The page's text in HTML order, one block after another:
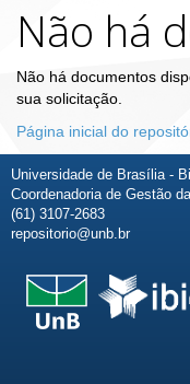
Não há
Não há documentos
sua solicitação.
Página inicial do
Universidade de Brasília -
Coordenadoria de Gestão
(61) 3107-2683
repositorio@unb.br